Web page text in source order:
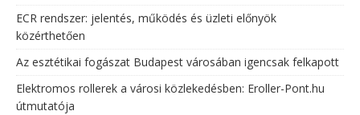
ECR rendszer: jelentés, működés és üzleti előnyök
közérthetően
Az esztétikai fogászat Budapest városában igencsak felkapott
Elektromos rollerek a városi közlekedésben: Eroller-Pont.hu
útmutatója